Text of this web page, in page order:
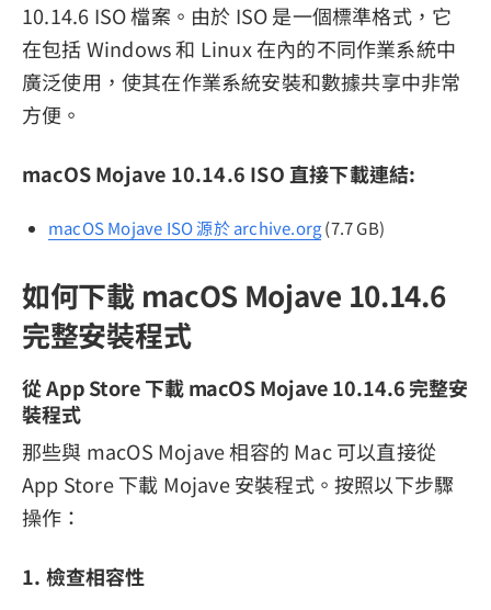
10.14.6 ISO 檔案。由於 ISO 是一個標準格式，它
在包括 Windows 和 Linux 在內的不同作業系統中
廣泛使用，使其在作業系統安裝和數據共享中非常
方便。
macOS Mojave 10.14.6 ISO 直接下載連結:
macOS Mojave ISO 源於 archive.org(7.7 GB)
如何下載 macOS Mojave 10.14.6
完整安裝程式
從 App Store 下載 macOS Mojave 10.14.6 完整安
裝程式
那些與 macOS Mojave 相容的 Mac 可以直接從
App Store 下載 Mojave 安裝程式。按照以下步驟
操作：
1. 檢查相容性